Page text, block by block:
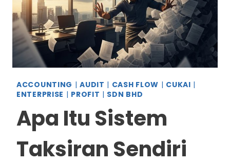
ACCOUNTING |AUDIT | CASH FLOW | CUKAI |
ENTERPRISE | PROFIT | SDN BHD
Apa Itu Sistem
Taksiran Sendiri